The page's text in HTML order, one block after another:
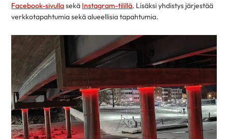
Facebook-sivullasekä Instagram-tilillä. Lisäksi yhdistys järjestää
verkkotapahtumia sekä alueellisia tapahtumia.